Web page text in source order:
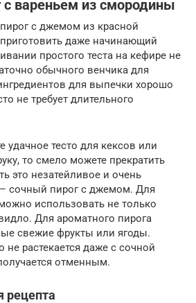
вареньем из смородины
с джемом из красной
даже начинающий
простого теста на кефире не
обычного венчика для
для выпечки хорошо
не требует длительного
удачное тесто для кексов или
то смело можете прекратить
это незатейливое и очень
сочный пирог с джемом. Для
использовать не только
Для ароматного пирога
свежие фрукты или ягоды.
не растекается даже с сочной
отменным.
рецепта